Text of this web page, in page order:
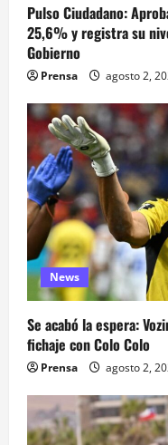
Pulso Ciudadano:
25,6% y registra su
Gobierno
Prensa agosto 2,
News
Se acabó la espera:
fichaje con Colo Colo
Prensa agosto 2,